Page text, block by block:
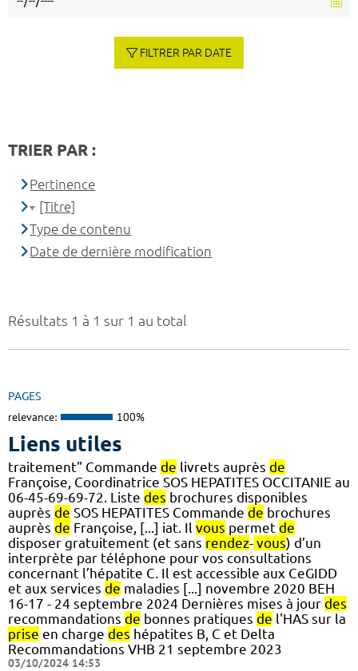
Résultats 1 à 1 sur 1 au total
PAGES
relevance: 100%
Liens utiles
traitement" Commande de livrets auprès de
Françoise, Coordinatrice SOS HEPATITES OCCITANIE au
06-45-69-69-72. Liste des brochures disponibles
auprès de SOS HEPATITES Commande de brochures
auprès de Françoise, [...] iat. Il vous permet de
disposer gratuitement (et sans rendez- vous) d’un
interprète par téléphone pour vos consultations
concernant l’hépatite C. Il est accessible aux CeGIDD
et aux services de maladies [...] novembre 2020 BEH
16-17 - 24 septembre 2024 Dernières mises à jour des
recommandations de bonnes pratiques de l'HAS sur la
prise en charge des hépatites B, C et Delta
Recommandations VHB 21 septembre 2023
03/10/2024 14:53
FILTRER PAR DATE
TRIER PAR :
Pertinence
[Titre]
Type de contenu
Date de dernière modification